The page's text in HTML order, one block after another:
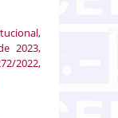
2023,
2022,